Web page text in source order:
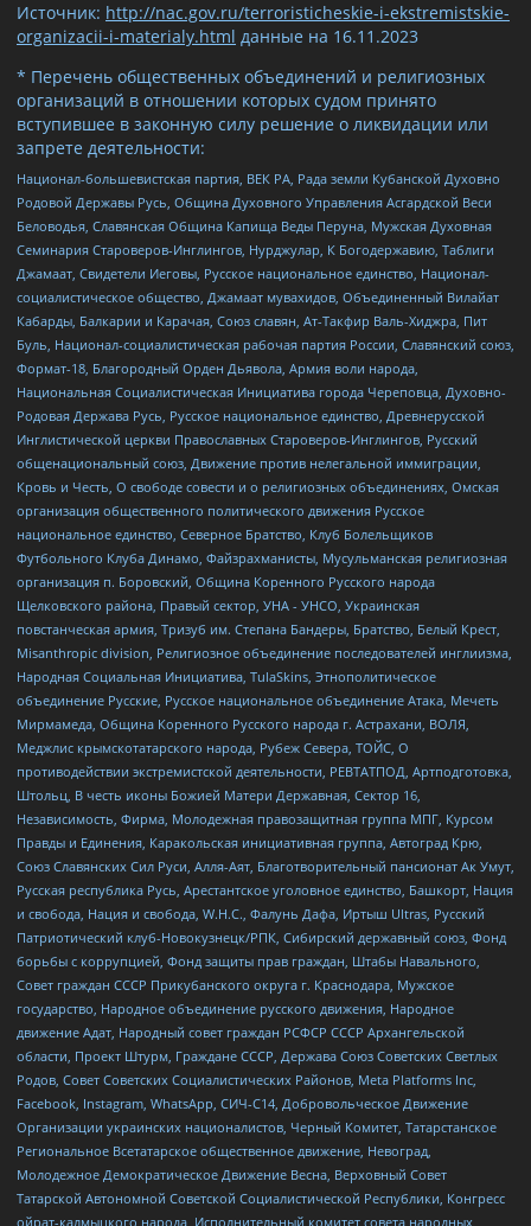
Источник: http://nac.gov.ru/terroristicheskie-i-ekstremistskie-
organizacii-i-materialy.html данные на 16.11.2023
* Перечень общественных объединений и религиозных
организаций в отношении которых судом принято
вступившее в законную силу решение о ликвидации или
запрете деятельности:
Национал-большевистская партия, ВЕК РА, Рада земли Кубанской Духовно
Родовой Державы Русь, Община Духовного Управления Асгардской Веси
Беловодья, Славянская Община Капища Веды Перуна, Мужская Духовная
Семинария Староверов-Инглингов, Нурджулар, К Богодержавию, Таблиги
Джамаат, Свидетели Иеговы, Русское национальное единство, Национал-
социалистическое общество, Джамаат мувахидов, Объединенный Вилайат
Кабарды, Балкарии и Карачая, Союз славян, Ат-Такфир Валь-Хиджра, Пит
Буль, Национал-социалистическая рабочая партия России, Славянский союз,
Формат-18, Благородный Орден Дьявола, Армия воли народа,
Национальная Социалистическая Инициатива города Череповца, Духовно-
Родовая Держава Русь, Русское национальное единство, Древнерусской
Инглистической церкви Православных Староверов-Инглингов, Русский
общенациональный союз, Движение против нелегальной иммиграции,
Кровь и Честь, О свободе совести и о религиозных объединениях, Омская
организация общественного политического движения Русское
национальное единство, Северное Братство, Клуб Болельщиков
Футбольного Клуба Динамо, Файзрахманисты, Мусульманская религиозная
организация п. Боровский, Община Коренного Русского народа
Щелковского района, Правый сектор, УНА - УНСО, Украинская
повстанческая армия, Тризуб им. Степана Бандеры, Братство, Белый Крест,
Misanthropic division, Религиозное объединение последователей инглиизма,
Народная Социальная Инициатива, TulaSkins, Этнополитическое
объединение Русские, Русское национальное объединение Атака, Мечеть
Мирмамеда, Община Коренного Русского народа г. Астрахани, ВОЛЯ,
Меджлис крымскотатарского народа, Рубеж Севера, ТОЙС, О
противодействии экстремистской деятельности, РЕВТАТПОД, Артподготовка,
Штольц, В честь иконы Божией Матери Державная, Сектор 16,
Независимость, Фирма, Молодежная правозащитная группа МПГ, Курсом
Правды и Единения, Каракольская инициативная группа, Автоград Крю,
Союз Славянских Сил Руси, Алля-Аят, Благотворительный пансионат Ак Умут,
Русская республика Русь, Арестантское уголовное единство, Башкорт, Нация
и свобода, Нация и свобода, W.H.С., Фалунь Дафа, Иртыш Ultras, Русский
Патриотический клуб-Новокузнецк/РПК, Сибирский державный союз, Фонд
борьбы с коррупцией, Фонд защиты прав граждан, Штабы Навального,
Совет граждан СССР Прикубанского округа г. Краснодара, Мужское
государство, Народное объединение русского движения, Народное
движение Адат, Народный совет граждан РСФСР СССР Архангельской
области, Проект Штурм, Граждане СССР, Держава Союз Советских Светлых
Родов, Совет Советских Социалистических Районов, Meta Platforms Inc,
Facebook, Instagram, WhatsApp, СИЧ-С14, Добровольческое Движение
Организации украинских националистов, Черный Комитет, Татарстанское
Региональное Всетатарское общественное движение, Невоград,
Молодежное Демократическое Движение Весна, Верховный Совет
Татарской Автономной Советской Социалистической Республики, Конгресс
ойрат-калмыцкого народа, Исполнительный комитет совета народных